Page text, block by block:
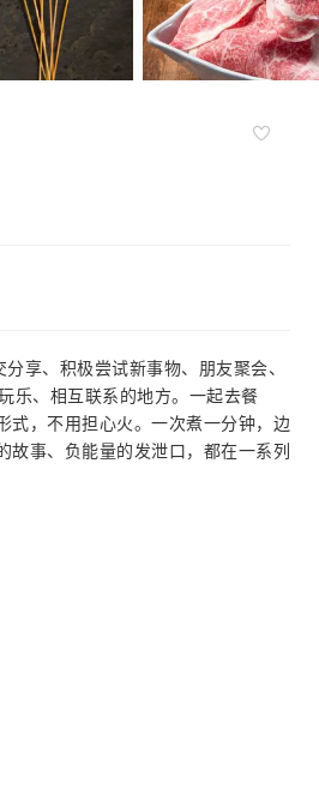
享、积极尝试新事物、朋友聚会、
乐、相互联系的地方。一起去餐
式，不用担心火。一次煮一分钟，边
事、负能量的发泄口，都在一系列